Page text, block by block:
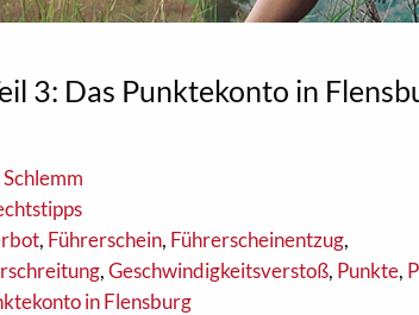
3: Das Punktekonto in
, Führerschein, Führerscheinentzug,
,Geschwindigkeitsverstoß, Punkte,
in Flensburg